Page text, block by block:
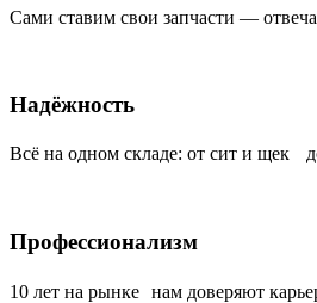
Сами ставим свои запчасти —
Надёжность
Всё на одном складе: от сит и щек
Профессионализм
10 лет на рынке нам доверяют